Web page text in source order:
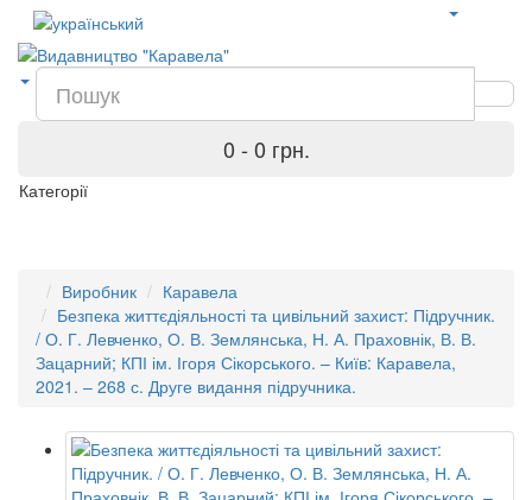
0 - 0 грн.
Категорії
Виробник
Каравела
Безпека життєдіяльності та цивільний захист: Підручник.
/ О. Г. Левченко, О. В. Землянська, Н. А. Праховнік, В. В.
Зацарний; КПІ ім. Ігоря Сікорського. – Київ: Каравела,
2021. – 268 с. Друге видання підручника.